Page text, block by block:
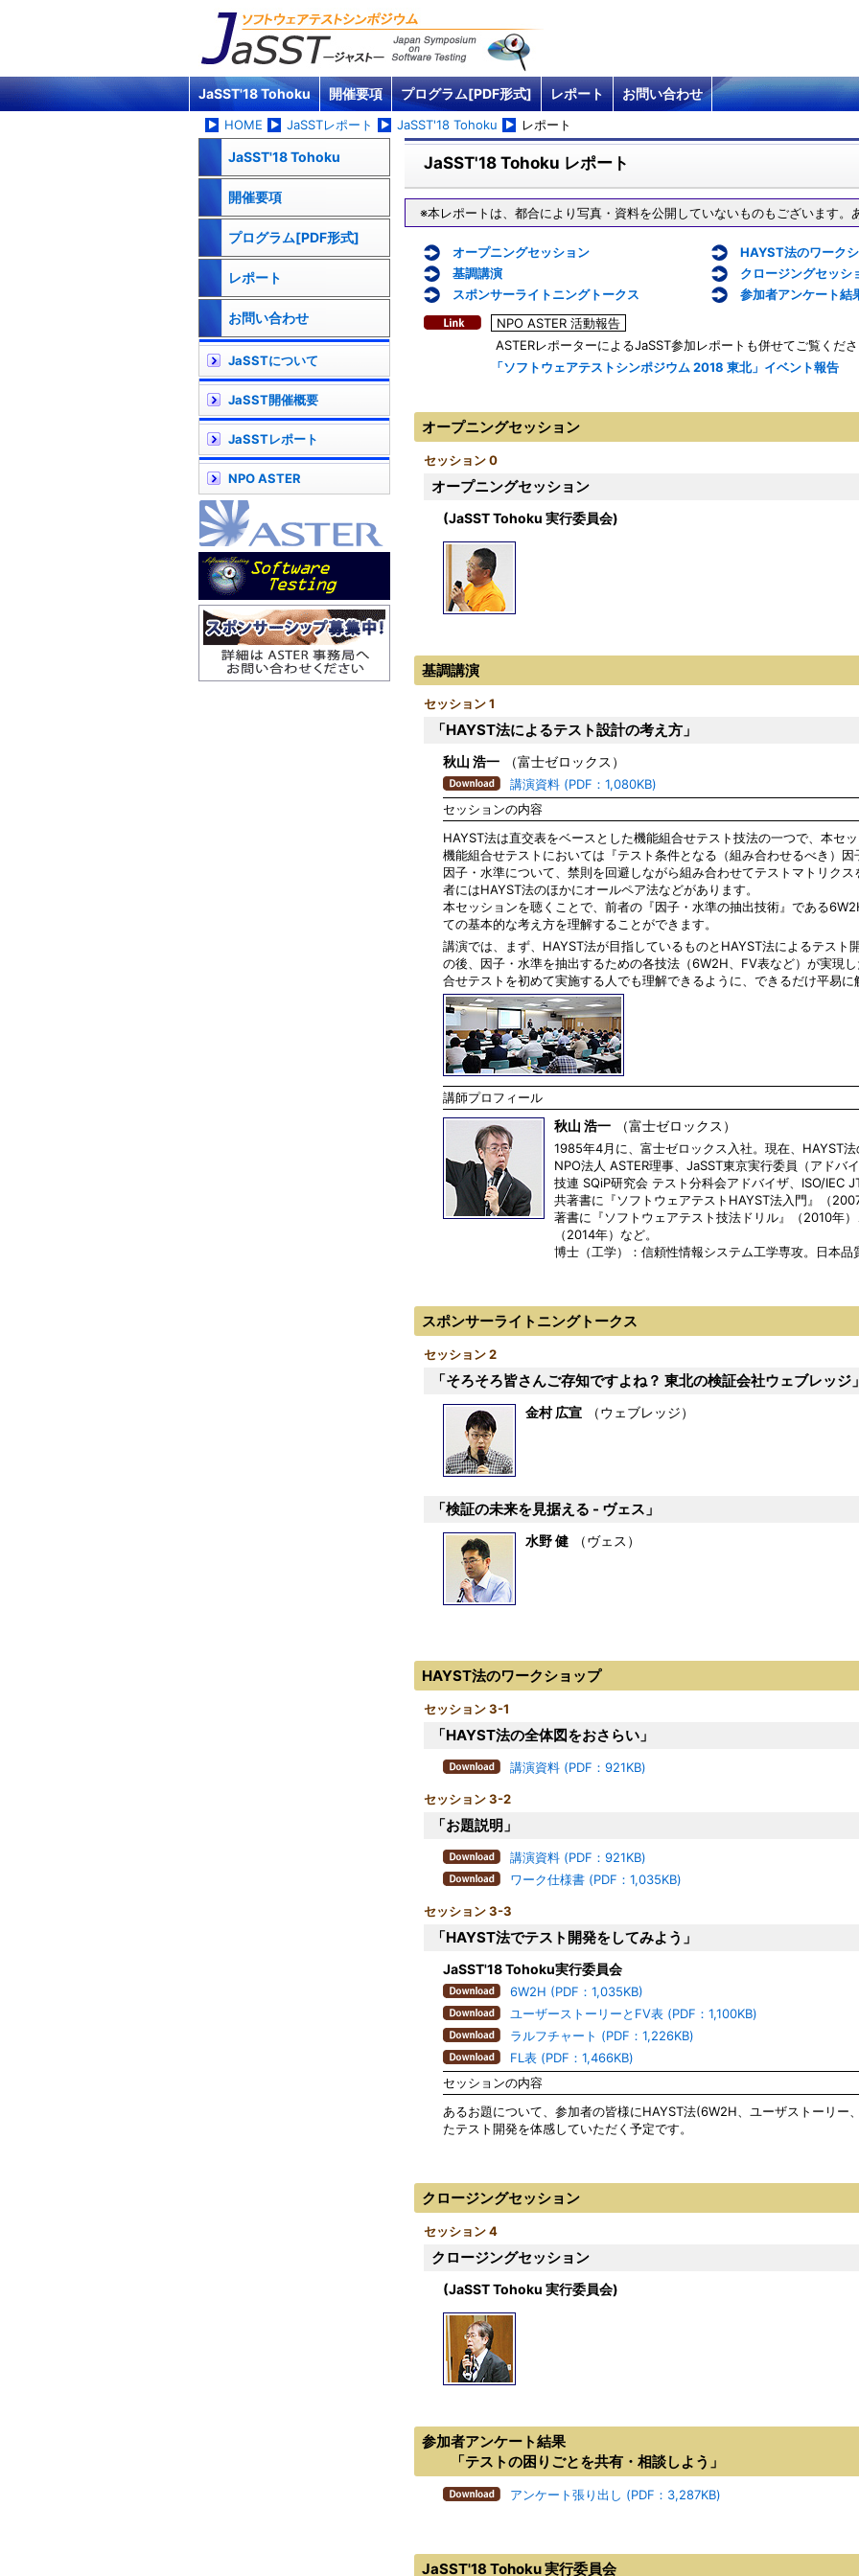
JaSST'18 Tohoku 開催要項 プログラム[PDF形式] レポート お問い合わせ
HOME JaSSTレポート JaSST'18 Tohoku レポート
JaSST'18 Tohoku
開催要項
プログラム[PDF形式]
レポート
お問い合わせ
JaSSTについて
JaSST開催概要
JaSSTレポート
NPO ASTER
JaSST'18 Tohoku レポート
※本レポートは、都合により写真・資料を公開していないものもございます。
オープニングセッション
基調講演
スポンサーライトニングトークス
HAYST法のワーク
クロージングセッシ
参加者アンケート結
NPO ASTER 活動報告
ASTERレポーターによるJaSST参加レポートも併せてご覧くだ
「ソフトウェアテストシンポジウム 2018 東北」イベント報告
オープニングセッション
セッション 0
オープニングセッション
(JaSST Tohoku 実行委員会)
基調講演
セッション 1
「HAYST法によるテスト設計の考え方」
秋山 浩一 （富士ゼロックス）
講演資料 (PDF：1,080KB)
セッションの内容
HAYST法は直交表をベースとした機能組合せテスト技法の一つで、本セ
機能組合せテストにおいては『テスト条件となる（組み合わせるべき）
因子・水準について、禁則を回避しながら組み合わせてテストマトリク
者にはHAYST法のほかにオールペア法などがあります。
本セッションを聴くことで、前者の『因子・水準の抽出技術』である
ての基本的な考え方を理解することができます。
講演では、まず、HAYST法が目指しているものとHAYST法によるテスト
の後、因子・水準を抽出するための各技法（6W2H、FV表など）が実現
合せテストを初めて実施する人でも理解できるように、できるだけ平易に
講師プロフィール
秋山 浩一 （富士ゼロックス）
1985年4月に、富士ゼロックス入社。現在、HAYST
NPO法人 ASTER理事、JaSST東京実行委員（アドバ
技連 SQiP研究会 テスト分科会アドバイザ、ISO/IEC
共著書に『ソフトウェアテストHAYST法入門』（
著書に『ソフトウェアテスト技法ドリル』（2010年
（2014年）など。
博士（工学）：信頼性情報システム工学専攻。日本品
スポンサーライトニングトークス
セッション 2
「そろそろ皆さんご存知ですよね？ 東北の検証会社ウェブレッジ
金村 広宣 （ウェブレッジ）
「検証の未来を見据える - ヴェス」
水野 健 （ヴェス）
HAYST法のワークショップ
セッション 3-1
「HAYST法の全体図をおさらい」
講演資料 (PDF：921KB)
セッション 3-2
「お題説明」
講演資料 (PDF：921KB)
ワーク仕様書 (PDF：1,035KB)
セッション 3-3
「HAYST法でテスト開発をしてみよう」
JaSST'18 Tohoku実行委員会
6W2H (PDF：1,035KB)
ユーザーストーリーとFV表 (PDF：1,100KB)
ラルフチャート (PDF：1,226KB)
FL表 (PDF：1,466KB)
セッションの内容
あるお題について、参加者の皆様にHAYST法(6W2H、ユーザストーリー
たテスト開発を体感していただく予定です。
クロージングセッション
セッション 4
クロージングセッション
(JaSST Tohoku 実行委員会)
参加者アンケート結果
「テストの困りごとを共有・相談しよう」
アンケート張り出し (PDF：3,287KB)
JaSST'18 Tohoku 実行委員会